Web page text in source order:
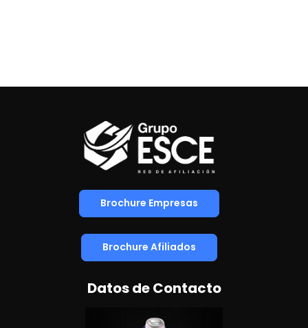
Brochure Empresas
Brochure Afiliados
Datos de Contacto